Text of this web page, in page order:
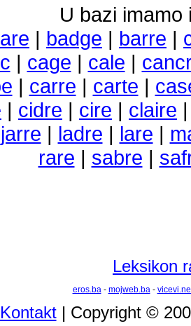
U bazi imamo
are | badge | barre |
| cage | cale |
| carre | carte |
| cidre | cire | claire
jarre | ladre | lare |
rare | sabre |
Leksikon
eros.ba- mojweb.ba-
Kontakt| Copyright ©